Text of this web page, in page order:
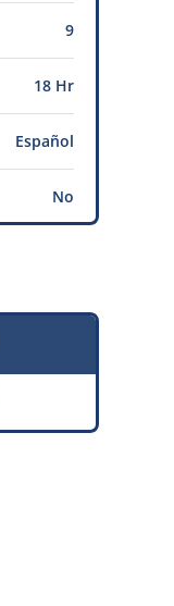
9
18 Hr
Español
No